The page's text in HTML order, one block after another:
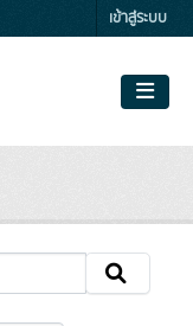
เข้าสู่ระบบ